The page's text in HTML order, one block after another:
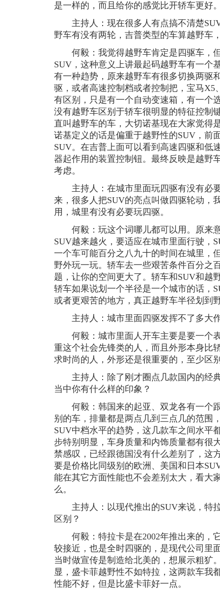
是一样的，而且给你的感觉比开轿车更好
主持人：现在很多人有点搞不清楚
野车有没有两轮，吉普类型的车算越野车
何毅：我觉得越野车肯定是四驱车，
SUV，这种意义上讲最起码越野车有一个
有一种趋势，原来越野车有很多切换两驱
驱，或者高速控制档或者控制把，宝马
有区别，只是有一个自动变速箱，有一个
没有越野车区别于轿车很明显的特征控制
直叫越野车的车，大切诺基现在大家觉得
诺基定义的话是偏重于越野性的SUV，前
SUV。在吉普上面可以看到高速四驱和低
器起作用的装置控制钮。最终反映是越野
考虑。
主持人：在城市里面玩四驱有没有必
来，很多人把SUV的亮点叫做四驱轮动，
用，城里有没有必要玩四驱。
何毅：玩这个词哪儿都可以用。原来
SUV越来越火，要适应在城市里面行驶，
一个车可能百分之八九十的时间在城里，
野外玩一玩。轿车去一些艰苦条件百分之
题，让你的空间更大了。轿车和SUV和越
轿车如果说划一个半径是一个城市的话，
或者更艰苦的地方，真正越野车半径划到
主持人：城市里面四驱发挥不了多大
何毅：城市里面人开车主要是要一个
重这个社会先锋类的人，而且外形本身比
求时尚的人，外形还是很重要的，至少区
主持人：除了刚才圈点几款国内的经
当中你有什么样的印象？
何毅：韩国来的起亚、双龙各有一个
别的车，排量都是两点几到三点几的范围
SUV中档水平的趋势，这几款车之间水平
步特别明显，车身质量和内饰质量都有很
禁感叹，已经跟德国没有什么差别了，这
要是价格比同级别的欧洲、美国和日本
能在其它方面性能也不会差别太大，看大
么。
主持人：以现代推出的SUV来说，特
区别？
何毅：特拉卡是在2002年推出来的，
较接近，也是全时四驱的，是现代公司里
当时做宣传是制造给北美的，想展示粗犷
显，盛卡菲越野性不如特拉，这两款车我
性能不好，但是比盛卡菲好一点。